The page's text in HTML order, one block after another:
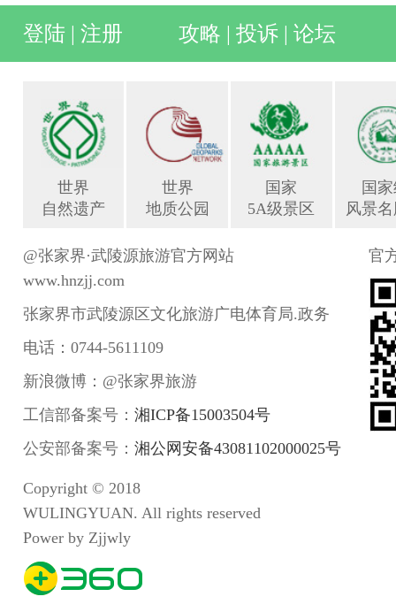
登陆| 注册 攻略 | 投诉| 论坛
世界
自然遗产
世界
地质公园
国家
5A级景区
国
风景
@张家界·武陵源旅游官方网站
www.hnzjj.com
张家界市武陵源区文化旅游广电体育局.政务
电话：0744-5611109
新浪微博：@张家界旅游
工信部备案号： 湘ICP备15003504号
公安部备案号： 湘公网安备43081102000025号
Copyright © 2018
WULINGYUAN. All rights reserved
Power by Zjjwly
官